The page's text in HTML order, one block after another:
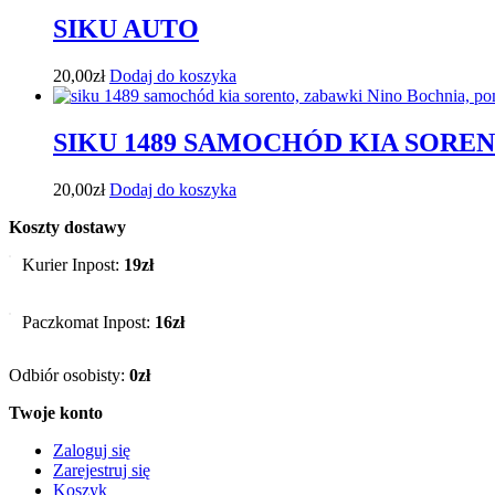
SIKU AUTO
20,00zł Dodaj do koszyka
SIKU 1489 SAMOCHÓD KIA
20,00zł Dodaj do koszyka
Koszty dostawy
Kurier Inpost: 19zł
Paczkomat Inpost: 16zł
Odbiór osobisty: 0zł
Twoje konto
Zaloguj się
Zarejestruj się
Koszyk